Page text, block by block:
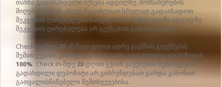
თანხა გადასახდელი იქნება ადგილზე, მომსახურების
მიღების დროს. ასევე შეგიძლიათ სრულად გადაიხადოთ
შეკვეთის ღირებულება საიტზე. ასეთ შემთხვევაში ადგილზე
შეკვეთის ღირებულება არ გექნებათ გადასახდელი.
Check in -მდე 20ან მეტი დღით ადრე ჯავშნის გაუქმების
შემთხვევაში, გიბრუნდებათ საიტზე გადახდილი დეპოზიტის
100%. Check in-მდე20დღით გვიან გაუქმების შემთხვევაში
გადახდილი დეპოზიტი არ გიბრუნდებათ გარდა კანონით
გათვალისწინებული შემთხვევებისა.